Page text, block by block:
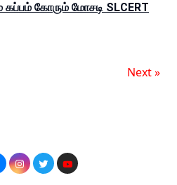
கோரும் மோசடி SLCERT
Next »